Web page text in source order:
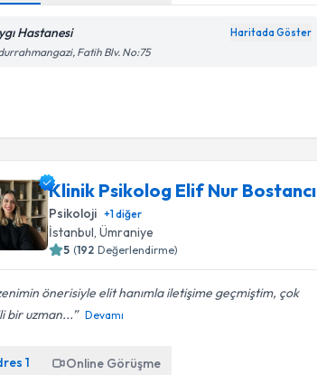
Hastanesi Haritada Göster
Fatih Blv. No:75
Klinik Psikolog Elif Nur Bostancı
Psikoloji +1diğer
İstanbul ,Ümraniye
5 (192 Değerlendirme)
önerisiyle elit hanımla iletişime geçmiştim, çok
bir uzman...
Devamı
1 Online Görüşme